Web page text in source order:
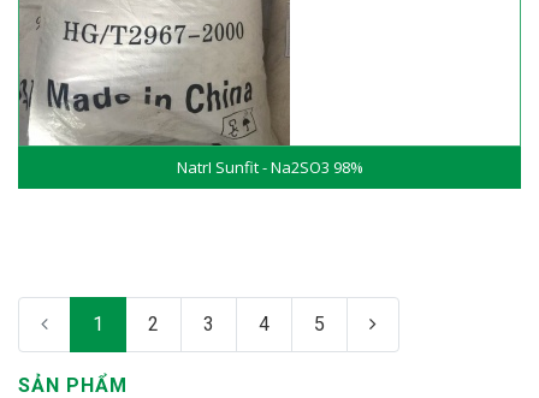
NatrI Sunfit - Na2SO3 98%
1 2 3 4 5
SẢN PHẨM